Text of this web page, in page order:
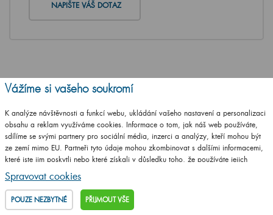
NAPIŠTE VÁŠ DOTAZ
Vážíme si vašeho soukromí
K analýze návštěvnosti a funkcí webu, ukládání vašeho nastavení a personalizaci
obsahu a reklam využíváme cookies. Informace o tom, jak náš web používáte,
sdílíme se svými partnery pro sociální média, inzerci a analýzy, kteří mohou být
ze zemí mimo EU. Partneři tyto údaje mohou zkombinovat s dalšími informacemi,
které jste jim poskytli nebo které získali v důsledku toho, že používáte jejich
služby.
Podrobné informace
Spravovat cookies
POUZE NEZBYTNÉ PŘIJMOUT VŠE